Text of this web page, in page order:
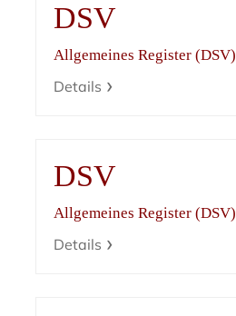
DSV
Allgemeines Register (DSV)
Details
DSV
Allgemeines Register (DSV)
Details